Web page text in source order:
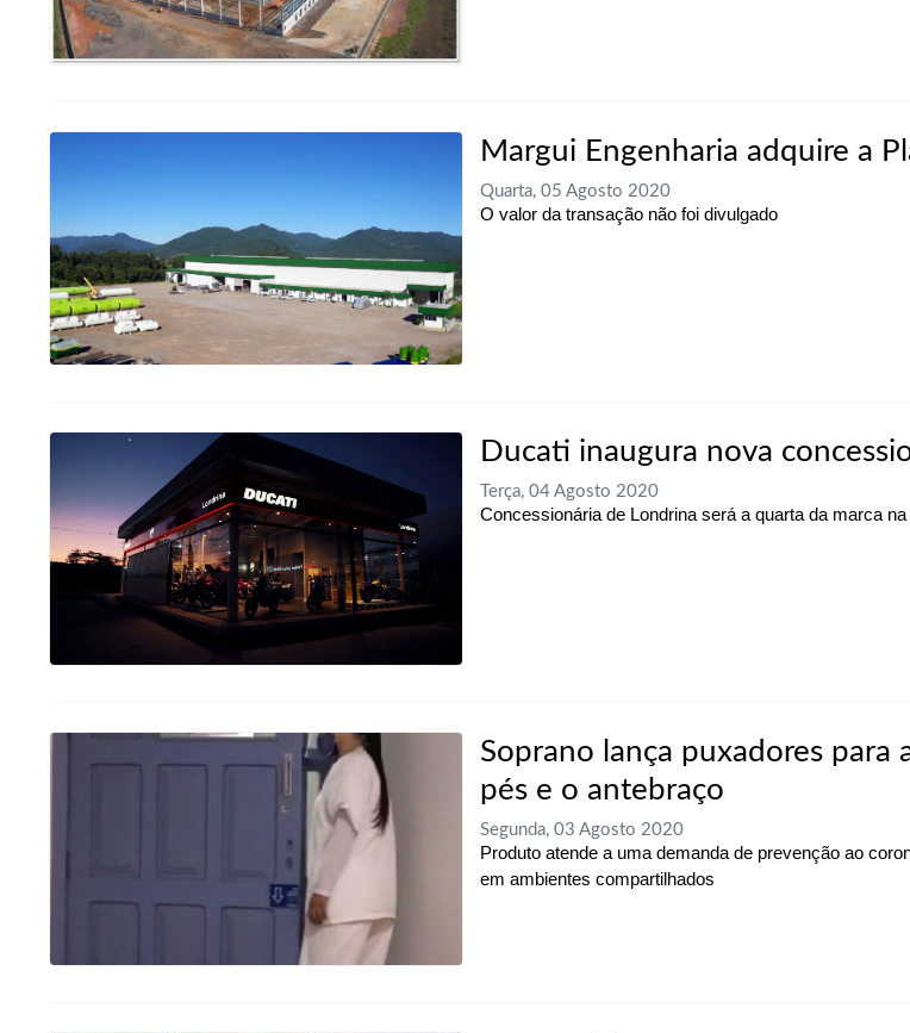
Margui Engenharia adquire a
Quarta, 05 Agosto 2020
O valor da transação não foi divulgado
Ducati inaugura nova
Terça, 04 Agosto 2020
Concessionária de Londrina será a quarta da marca
Soprano lança puxadores para
pés e o antebraço
Segunda, 03 Agosto 2020
Produto atende a uma demanda de prevenção ao
em ambientes compartilhados